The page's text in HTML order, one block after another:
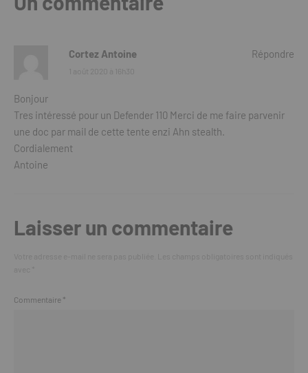
Cortez Antoine
1 août 2020 à 16h30
Bonjour
Tres intéressé pour un Defender 110 Merci de me faire parvenir
une doc par mail de cette tente enzi Ahn stealth.
Cordialement
Antoine
Répondre
Laisser un commentaire
Commentaire *